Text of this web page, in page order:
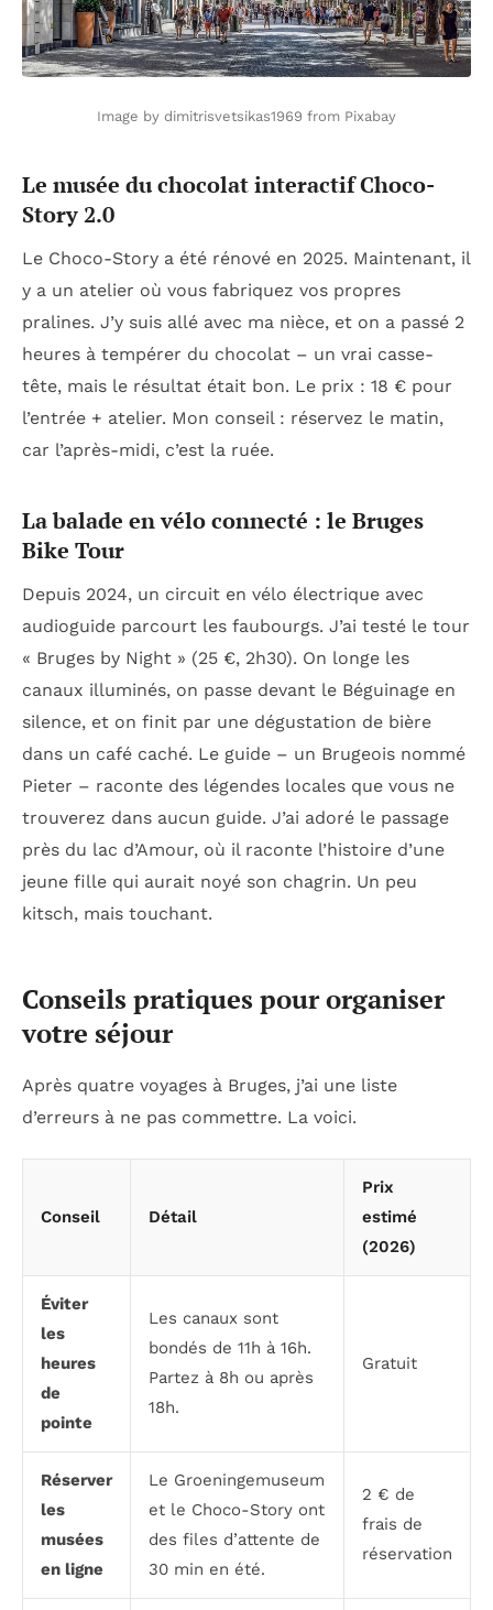
Image by dimitrisvetsikas1969 from Pixabay
Le musée du chocolat interactif Choco-
Story 2.0
Le Choco-Story a été rénové en 2025. Maintenant, il
y a un atelier où vous fabriquez vos propres
pralines. J’y suis allé avec ma nièce, et on a passé 2
heures à tempérer du chocolat – un vrai casse-
tête, mais le résultat était bon. Le prix : 18 € pour
l’entrée + atelier. Mon conseil : réservez le matin,
car l’après-midi, c’est la ruée.
La balade en vélo connecté : le Bruges
Bike Tour
Depuis 2024, un circuit en vélo électrique avec
audioguide parcourt les faubourgs. J’ai testé le tour
« Bruges by Night » (25 €, 2h30). On longe les
canaux illuminés, on passe devant le Béguinage en
silence, et on finit par une dégustation de bière
dans un café caché. Le guide – un Brugeois nommé
Pieter – raconte des légendes locales que vous ne
trouverez dans aucun guide. J’ai adoré le passage
près du lac d’Amour, où il raconte l’histoire d’une
jeune fille qui aurait noyé son chagrin. Un peu
kitsch, mais touchant.
Conseils pratiques pour organiser
votre séjour
Après quatre voyages à Bruges, j’ai une liste
d’erreurs à ne pas commettre. La voici.
Conseil Détail
Prix
estimé
(2026)
Éviter
les
heures
de
pointe
Les canaux sont
bondés de 11h à 16h.
Partez à 8h ou après
18h.
Gratuit
Réserver
les
musées
en ligne
Le Groeningemuseum
et le Choco-Story ont
des files d’attente de
30 min en été.
2 € de
frais de
réservation